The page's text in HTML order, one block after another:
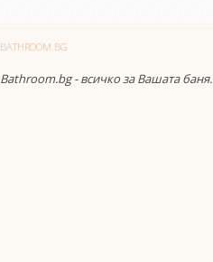
BATHROOM.BG
Bathroom.bg - всичко за Вашата баня.